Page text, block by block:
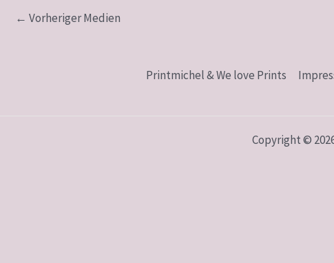
← Vorheriger Medien
Printmichel & We love Prints
Copyright ©